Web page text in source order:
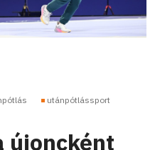
utánpótlássport
újoncként